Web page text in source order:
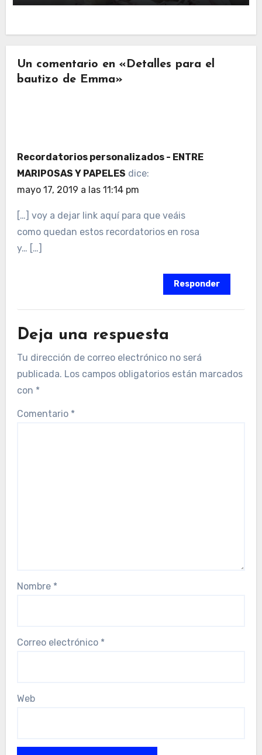
Un comentario en «Detalles para el
bautizo de Emma»
Recordatorios personalizados - ENTRE
MARIPOSAS Y PAPELES dice:
mayo 17, 2019 a las 11:14 pm
[…] voy a dejar link aquí para que veáis
como quedan estos recordatorios en rosa
y… […]
Responder
Deja una respuesta
Tu dirección de correo electrónico no será
publicada. Los campos obligatorios están marcados
con *
Comentario *
Nombre *
Correo electrónico *
Web